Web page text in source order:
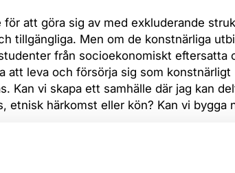
att göra sig av med exkluderande
tillgängliga. Men om de konstnärliga
från socioekonomiskt eftersatta
att leva och försörja sig som konstnärligt
Kan vi skapa ett samhälle där jag kan
etnisk härkomst eller kön? Kan vi bygga